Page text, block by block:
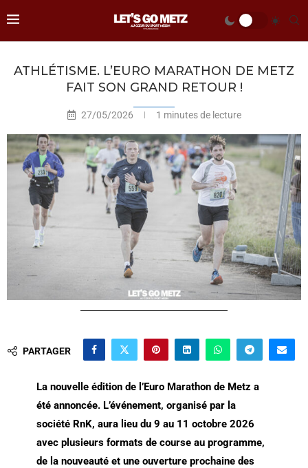
ATHLÉTISME. L’EURO MARATHON DE METZ
FAIT SON GRAND RETOUR !
27/05/2026 1 minutes de lecture
PARTAGER
La nouvelle édition de l’Euro Marathon de Metz a
été annoncée. L’événement, organisé par la
société RnK, aura lieu du 9 au 11 octobre 2026
avec plusieurs formats de course au programme,
de la nouveauté et une ouverture prochaine des